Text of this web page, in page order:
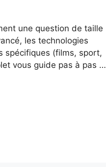
une question de taille
les technologies
spécifiques (films, sport,
vous guide pas à pas …